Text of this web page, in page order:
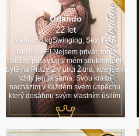
Orlando
22 let
Váha: 68 kgSwinging, Sex, Fetiš
100% GFE! Nejsem privát, moje
služby poskytuji v mém soukromém
bytě na Praze 2 v ulici Žitná, kde jsem
vždy jen já sama. Svou krásu
nacházím v každém svém úspěchu,
který dosáhnu svým vlastním úsilím.